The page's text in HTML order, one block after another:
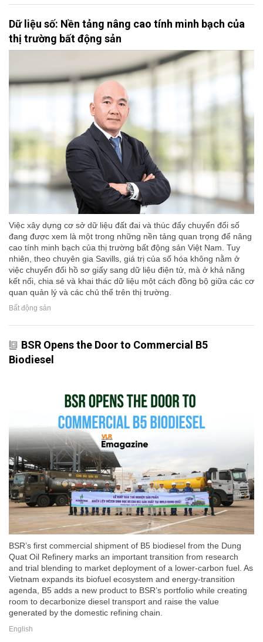
Dữ liệu số: Nền tảng nâng cao tính minh bạch của
thị trường bất động sản
Việc xây dựng cơ sở dữ liệu đất đai và thúc đẩy chuyển đổi số
đang được xem là một trong những nền tảng quan trọng để nâng
cao tính minh bạch của thị trường bất động sản Việt Nam. Tuy
nhiên, theo chuyên gia Savills, giá trị của số hóa không nằm ở
việc chuyển đổi hồ sơ giấy sang dữ liệu điện tử, mà ở khả năng
kết nối, chia sẻ và khai thác dữ liệu một cách đồng bộ giữa các cơ
quan quản lý và các chủ thể trên thị trường.
Bất động sản
BSR Opens the Door to Commercial B5
Biodiesel
BSR’s first commercial shipment of B5 biodiesel from the Dung
Quat Oil Refinery marks an important transition from research
and trial blending to market deployment of a lower-carbon fuel. As
Vietnam expands its biofuel ecosystem and energy-transition
agenda, B5 adds a new product to BSR’s portfolio while creating
room to decarbonize diesel transport and raise the value
generated by the domestic refining chain.
English